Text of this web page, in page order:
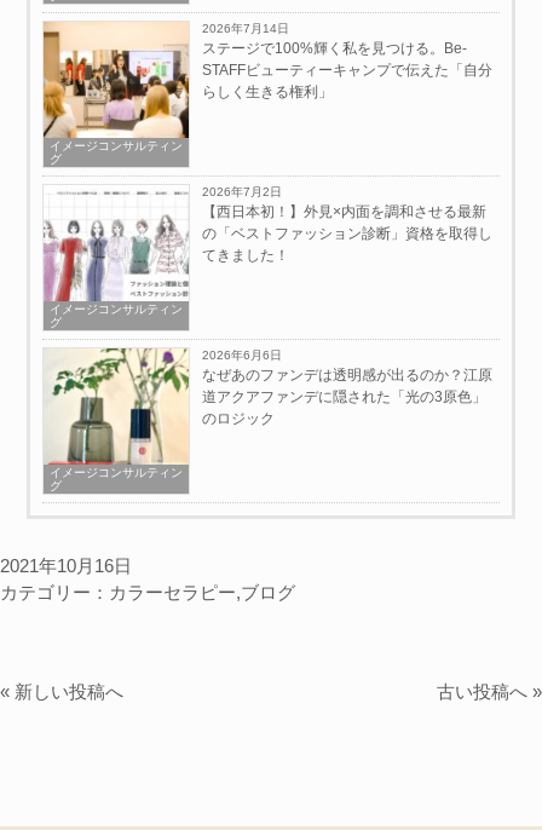
イメージコンサルティン
グ
2026年7月14日
ステージで100%輝く私を見つける。Be-
STAFFビューティーキャンプで伝えた「自分
らしく生きる権利」
イメージコンサルティン
グ
2026年7月2日
【西日本初！】外見×内面を調和させる最新
の「ベストファッション診断」資格を取得し
てきました！
イメージコンサルティン
グ
2026年6月6日
なぜあのファンデは透明感が出るのか？江原
道アクアファンデに隠された「光の3原色」
のロジック
2021年10月16日
カテゴリー： カラーセラピー,ブログ
« 新しい投稿へ 古い投稿へ »